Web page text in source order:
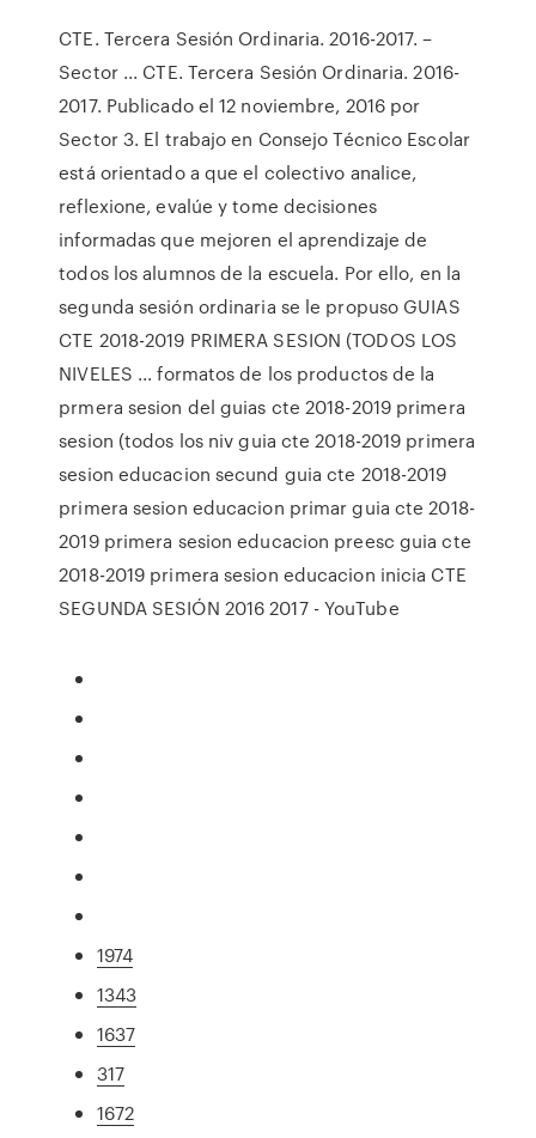
CTE. Tercera Sesión Ordinaria. 2016-2017. –
Sector ... CTE. Tercera Sesión Ordinaria. 2016-
2017. Publicado el 12 noviembre, 2016 por
Sector 3. El trabajo en Consejo Técnico Escolar
está orientado a que el colectivo analice,
reflexione, evalúe y tome decisiones
informadas que mejoren el aprendizaje de
todos los alumnos de la escuela. Por ello, en la
segunda sesión ordinaria se le propuso GUIAS
CTE 2018-2019 PRIMERA SESION (TODOS LOS
NIVELES ... formatos de los productos de la
prmera sesion del guias cte 2018-2019 primera
sesion (todos los niv guia cte 2018-2019 primera
sesion educacion secund guia cte 2018-2019
primera sesion educacion primar guia cte 2018-
2019 primera sesion educacion preesc guia cte
2018-2019 primera sesion educacion inicia CTE
SEGUNDA SESIÓN 2016 2017 - YouTube
1974
1343
1637
317
1672